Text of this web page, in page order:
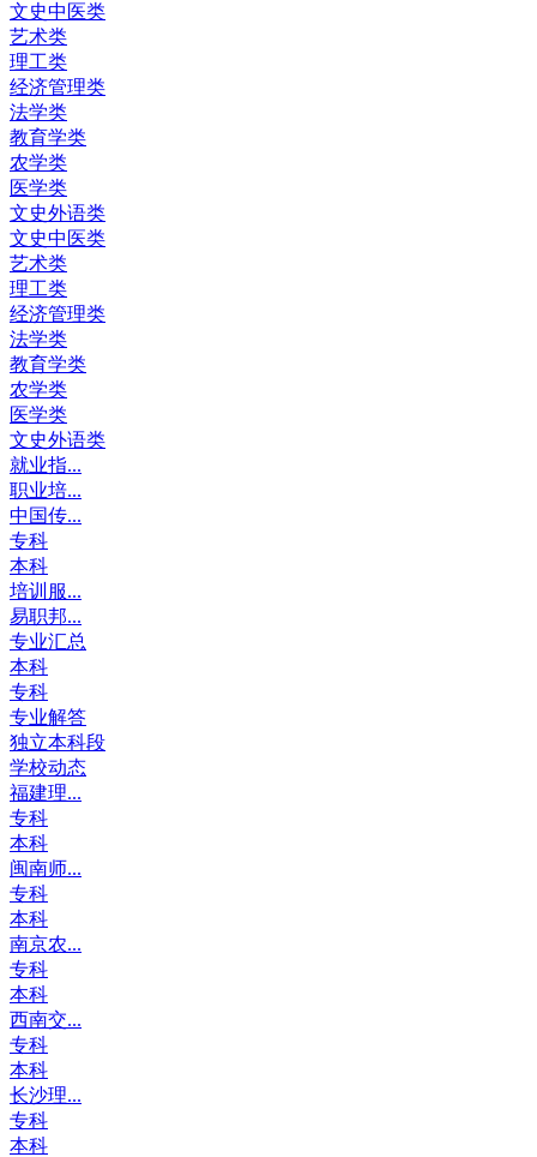
文史中医类
艺术类
理工类
经济管理类
法学类
教育学类
农学类
医学类
文史外语类
文史中医类
艺术类
理工类
经济管理类
法学类
教育学类
农学类
医学类
文史外语类
就业指...
职业培...
中国传...
专科
本科
培训服...
易职邦...
专业汇总
本科
专科
专业解答
独立本科段
学校动态
福建理...
专科
本科
闽南师...
专科
本科
南京农...
专科
本科
西南交...
专科
本科
长沙理...
专科
本科